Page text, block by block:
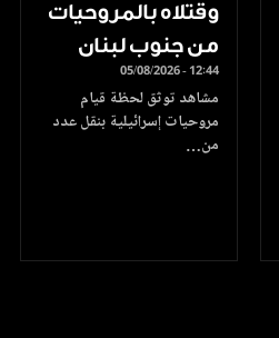
وقتلاه بالمروحيات
من جنوب لبنان
05/08/2026 - 12:44
مشاهد توثق لحظة قيام
مروحيات إسرائيلية بنقل عدد
من…